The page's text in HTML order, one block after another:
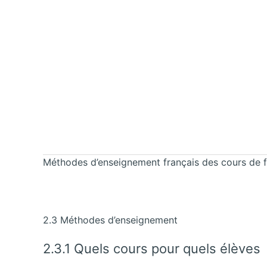
Méthodes d’enseignement français des cours de
2.3 Méthodes d’enseignement
2.3.1 Quels cours pour quels élèves